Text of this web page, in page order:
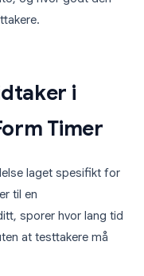
i
Timer
laget spesifikt for
til en
sporer hvor lang tid
at testtakere må